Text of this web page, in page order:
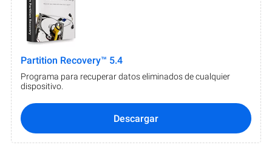
Partition Recovery™ 5.4
Programa para recuperar datos eliminados de cualquier
dispositivo.
Descargar